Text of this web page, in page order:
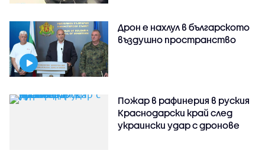
Дрон е нахлул в българското
въздушно пространство
Пожар в рафинерия в руския
Краснодарски край след
украински удар с дронове